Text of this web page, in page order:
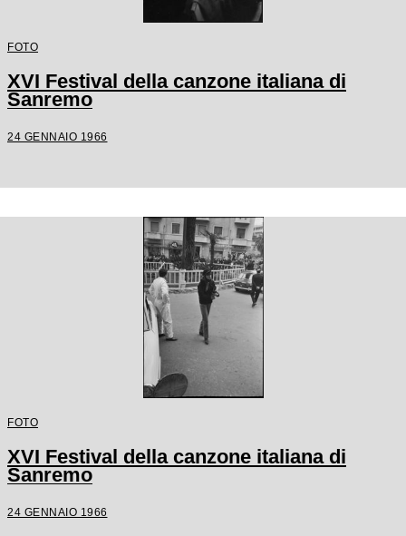
FOTO
XVI Festival della canzone italiana di
Sanremo
24 GENNAIO 1966
FOTO
XVI Festival della canzone italiana di
Sanremo
24 GENNAIO 1966